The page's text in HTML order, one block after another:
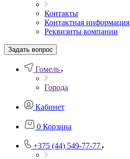
Контакты
Контактная информация
Реквизиты компании
Задать вопрос
Гомель
Города
Кабинет
0 Корзина
+375 (44) 549-77-77